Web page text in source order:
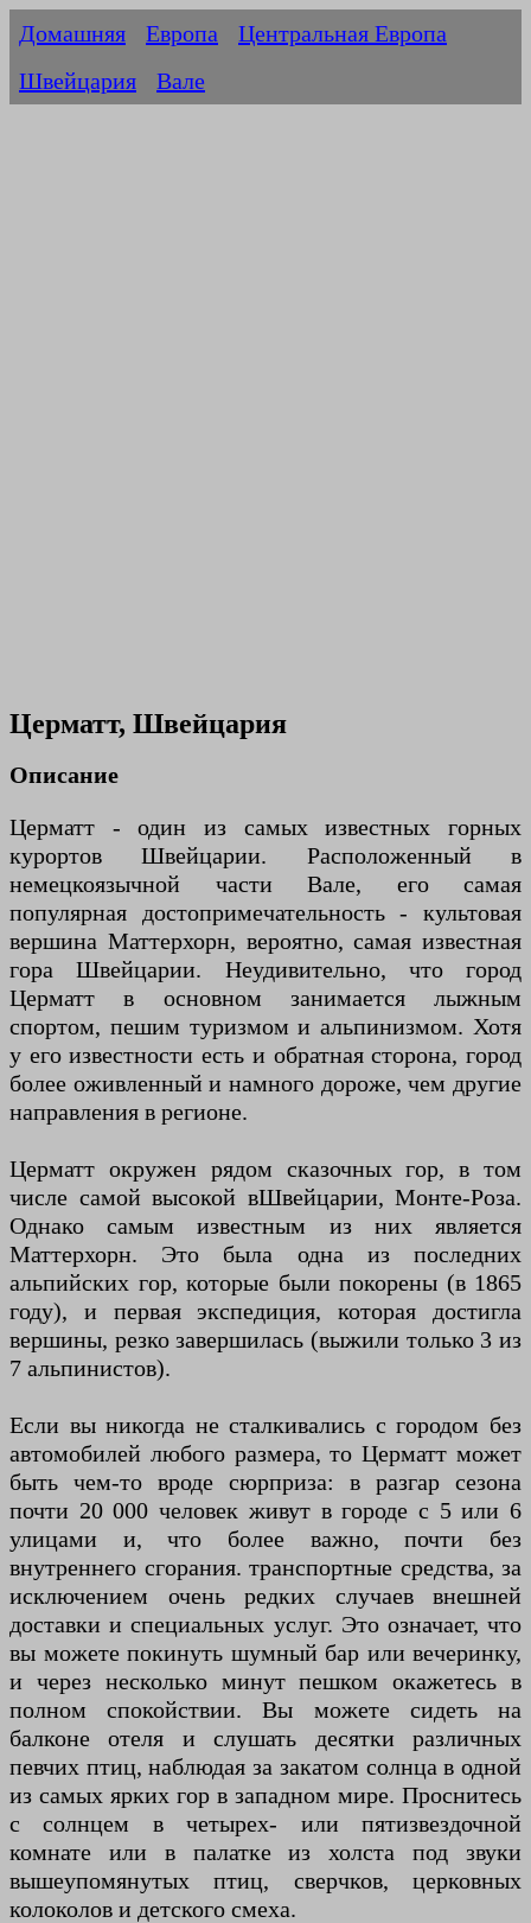
Домашняя Европа
Центральная Европа
Швейцария
Вале
Церматт, Швейцария
Описание
Церматт - один из самых известных горных
курортов Швейцарии. Расположенный в
немецкоязычной части Вале, его самая
популярная достопримечательность - культовая
вершина Маттерхорн, вероятно, самая известная
гора Швейцарии. Неудивительно, что город
Церматт в основном занимается лыжным
спортом, пешим туризмом и альпинизмом. Хотя
у его известности есть и обратная сторона, город
более оживленный и намного дороже, чем другие
направления в регионе.
Церматт окружен рядом сказочных гор, в том
числе самой высокой в ​​Швейцарии, Монте-Роза.
Однако самым известным из них является
Маттерхорн. Это была одна из последних
альпийских гор, которые были покорены (в 1865
году), и первая экспедиция, которая достигла
вершины, резко завершилась (выжили только 3 из
7 альпинистов).
Если вы никогда не сталкивались с городом без
автомобилей любого размера, то Церматт может
быть чем-то вроде сюрприза: в разгар сезона
почти 20 000 человек живут в городе с 5 или 6
улицами и, что более важно, почти без
внутреннего сгорания. транспортные средства, за
исключением очень редких случаев внешней
доставки и специальных услуг. Это означает, что
вы можете покинуть шумный бар или вечеринку,
и через несколько минут пешком окажетесь в
полном спокойствии. Вы можете сидеть на
балконе отеля и слушать десятки различных
певчих птиц, наблюдая за закатом солнца в одной
из самых ярких гор в западном мире. Проснитесь
с солнцем в четырех- или пятизвездочной
комнате или в палатке из холста под звуки
вышеупомянутых птиц, сверчков, церковных
колоколов и детского смеха.